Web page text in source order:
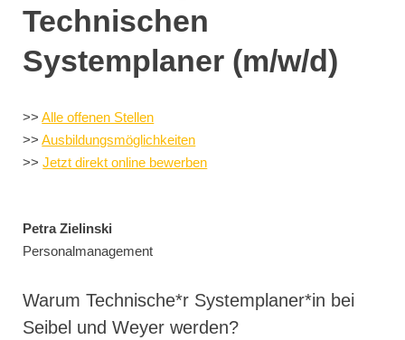
Technischen
Systemplaner (m/w/d)
>>Alle offenen Stellen
>>Ausbildungsmöglichkeiten
>>Jetzt direkt online bewerben
PetraZielinski
Personalmanagement
Warum Technische*r Systemplaner*in bei
Seibel und Weyer werden?